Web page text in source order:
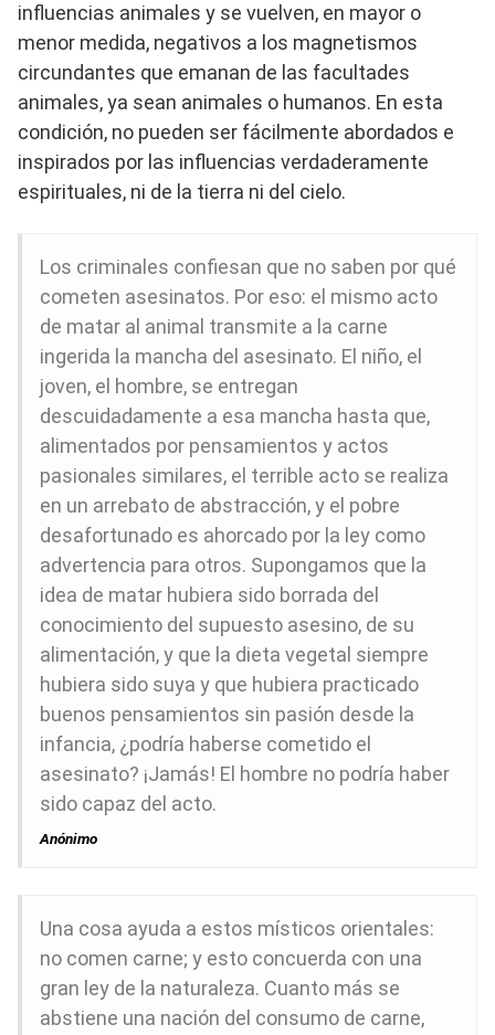
influencias animales y se vuelven, en mayor o
menor medida, negativos a los magnetismos
circundantes que emanan de las facultades
animales, ya sean animales o humanos. En esta
condición, no pueden ser fácilmente abordados e
inspirados por las influencias verdaderamente
espirituales, ni de la tierra ni del cielo.
Los criminales confiesan que no saben por qué
cometen asesinatos. Por eso: el mismo acto
de matar al animal transmite a la carne
ingerida la mancha del asesinato. El niño, el
joven, el hombre, se entregan
descuidadamente a esa mancha hasta que,
alimentados por pensamientos y actos
pasionales similares, el terrible acto se realiza
en un arrebato de abstracción, y el pobre
desafortunado es ahorcado por la ley como
advertencia para otros. Supongamos que la
idea de matar hubiera sido borrada del
conocimiento del supuesto asesino, de su
alimentación, y que la dieta vegetal siempre
hubiera sido suya y que hubiera practicado
buenos pensamientos sin pasión desde la
infancia, ¿podría haberse cometido el
asesinato? ¡Jamás! El hombre no podría haber
sido capaz del acto.
Anónimo
Una cosa ayuda a estos místicos orientales:
no comen carne; y esto concuerda con una
gran ley de la naturaleza. Cuanto más se
abstiene una nación del consumo de carne,